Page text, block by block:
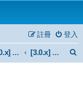
登入
註冊
[3.0.x] Support [3.0.x] 中文